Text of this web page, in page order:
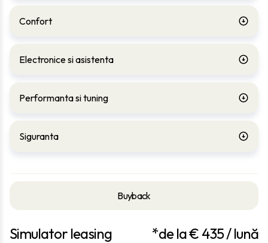
Buyback
Simulator leasing *de la € 435/ lună
Confort
Electronice si asistenta
Performanta si tuning
Siguranta